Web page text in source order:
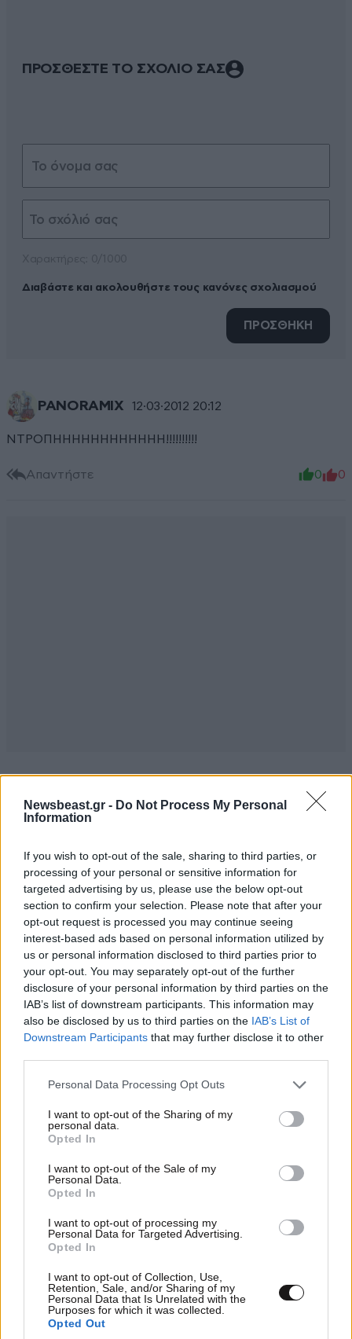
Newsbeast.gr - Do Not Process My Personal
Information
If you wish to opt-out of the sale, sharing to third parties, or
processing of your personal or sensitive information for
targeted advertising by us, please use the below opt-out
section to confirm your selection. Please note that after your
opt-out request is processed you may continue seeing
interest-based ads based on personal information utilized by
us or personal information disclosed to third parties prior to
your opt-out. You may separately opt-out of the further
disclosure of your personal information by third parties on the
IAB’s list of downstream participants. This information may
also be disclosed by us to third parties on the IAB’s List of
Downstream Participants that may further disclose it to other
Please note that this website/app uses one or more Google
not limited to your visit or usage behaviour. You may click to
grant or deny consent to Google and its third-party tags to
use your data for below specified purposes in below Google
consent section.
Personal Data Processing Opt Outs
I want to opt-out of the Sharing of my
personal data.
Opted In
I want to opt-out of the Sale of my
Personal Data.
Opted In
I want to opt-out of processing my
Personal Data for Targeted Advertising.
Opted In
I want to opt-out of Collection, Use,
Retention, Sale, and/or Sharing of my
Personal Data that Is Unrelated with the
Purposes for which it was collected.
Opted Out
ΠΡΟΣΘΕΣΤΕ ΤΟ ΣΧΟΛΙΟ ΣΑΣ
Διαβάστε και ακολουθήστε τους κανόνες σχολιασμού
ΠΡΟΣΘΗΚΗ
PANORAMIX 12·03·2012 20:12
ΝΤΡΟΠΗΗΗΗΗΗΗΗΗΗΗΗ!!!!!!!!!!
Απαντήστε 0 0
TRENDING
ΕΛΛΑΔΑ07·08·2026 19:24
Τροχαίο δυστύχημα στις Σέρρες:
τραγωδίας – «Κάποια απόσπαση προσοχής,
ίσως μίλησε στο κινητό»